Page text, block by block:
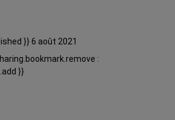
}} 6 août 2021
:
}}